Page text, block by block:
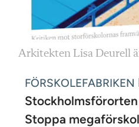
Arkitekten Lisa Deurell
FÖRSKOLEFABRIKEN
Stoppa